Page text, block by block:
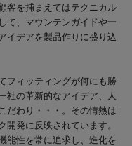
客を捕まえてはテクニカル
て、マウンテンガイドや一
イデアを製品作りに盛り込
フィッティングが何にも勝
社の革新的なアイデア、人
だわり・・・。その情熱は
発に反映されています。
能性を常に追求し、進化を